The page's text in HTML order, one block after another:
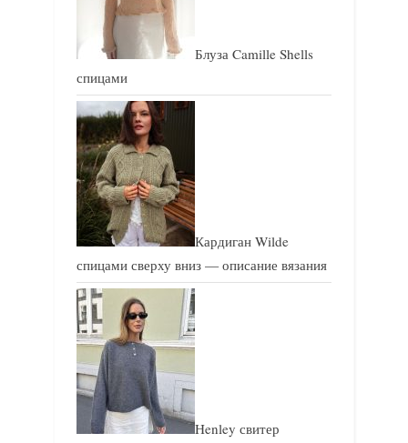
Блуза Camille Shells
спицами
Кардиган Wilde
спицами сверху вниз — описание вязания
Henley свитер